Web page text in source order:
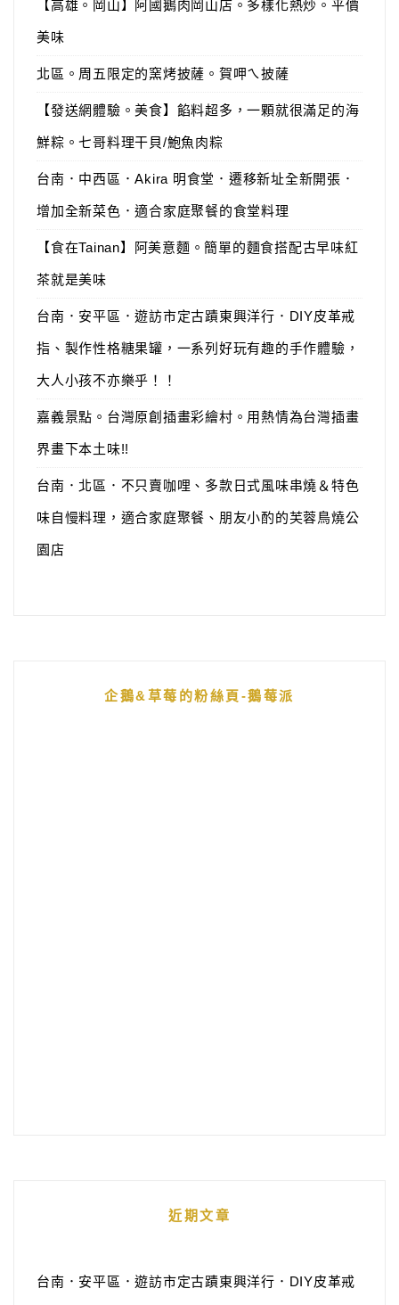
【高雄。岡山】阿國鵝肉岡山店。多樣化熱炒。平價
美味
北區。周五限定的窯烤披薩。賀呷ㄟ披薩
【發送網體驗。美食】餡料超多，一顆就很滿足的海
鮮粽。七哥料理干貝/鮑魚肉粽
台南．中西區．Akira 明食堂．遷移新址全新開張．
增加全新菜色．適合家庭聚餐的食堂料理
【食在Tainan】阿美意麵。簡單的麵食搭配古早味紅
茶就是美味
台南．安平區．遊訪市定古蹟東興洋行．DIY皮革戒
指、製作性格糖果罐，一系列好玩有趣的手作體驗，
大人小孩不亦樂乎！！
嘉義景點。台灣原創插畫彩繪村。用熱情為台灣插畫
界畫下本土味!!
台南．北區．不只賣咖哩、多款日式風味串燒＆特色
味自慢料理，適合家庭聚餐、朋友小酌的芙蓉鳥燒公
園店
企鵝&草莓的粉絲頁-鵝莓派
近期文章
台南．安平區．遊訪市定古蹟東興洋行．DIY皮革戒